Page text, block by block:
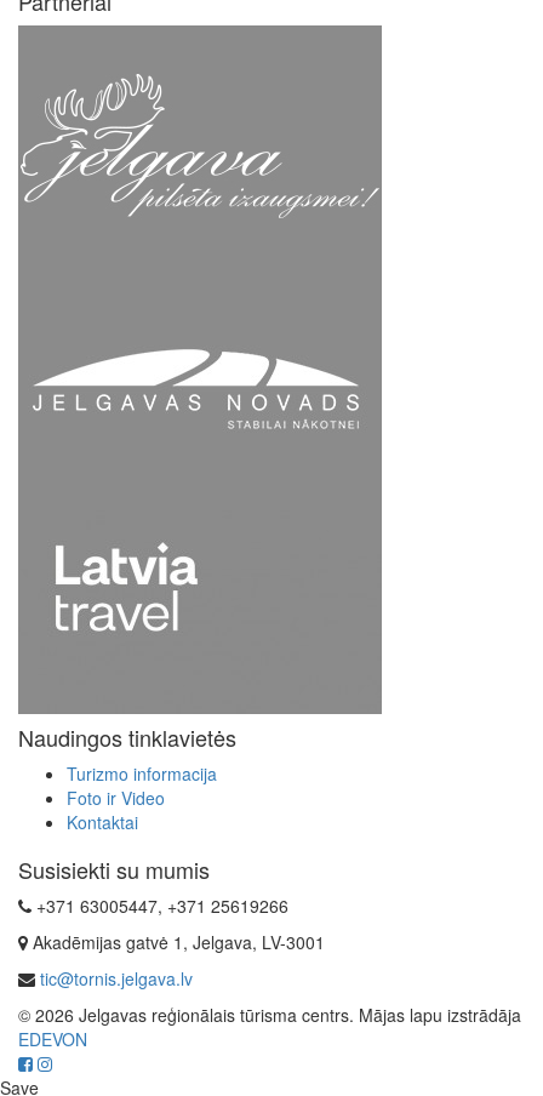
Naudingos tinklavietės
Turizmo informacija
Foto ir Video
Kontaktai
Susisiekti su mumis
+371 63005447, +371 25619266
Akadēmijas gatvė 1, Jelgava, LV-3001
tic@tornis.jelgava.lv
© 2026 Jelgavas reģionālais tūrisma centrs. Mājas lapu izstrādāja
EDEVON
Save